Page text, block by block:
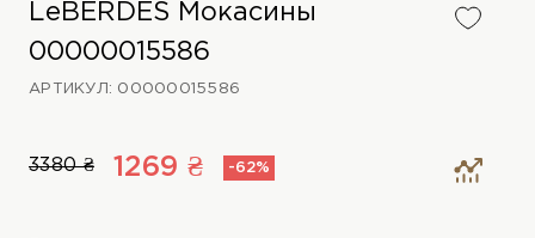
LeBERDES Мокасины
00000015586
АРТИКУЛ: 00000015586
3380 ₴ 1269 ₴ -62%